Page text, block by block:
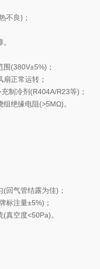
不良)；
(380V±5%)；
正常运转；
冷剂(R404A/R23等)；
绝缘电阻(>5MΩ)。
气管结露为佳)；
注量±5%)；
空度<50Pa)。